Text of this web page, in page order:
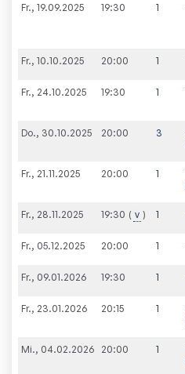
Fr., 19.09.2025 19:30 1
Fr., 10.10.2025 20:00 1
Fr., 24.10.2025 19:30 1
Do., 30.10.2025 20:00 3
Fr., 21.11.2025 20:00 1
Fr., 28.11.2025 19:30 v 1
Fr., 05.12.2025 20:00 1
Fr., 09.01.2026 19:30 1
Fr., 23.01.2026 20:15 1
Mi., 04.02.2026 20:00 1